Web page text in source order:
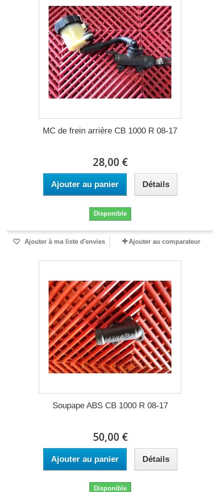
MC de frein arrière CB 1000 R 08-17
28,00 €
Ajouter au panier Détails
Disponible
Ajouter à ma liste d'envies Ajouter au comparateur
Soupape ABS CB 1000 R 08-17
50,00 €
Ajouter au panier Détails
Disponible